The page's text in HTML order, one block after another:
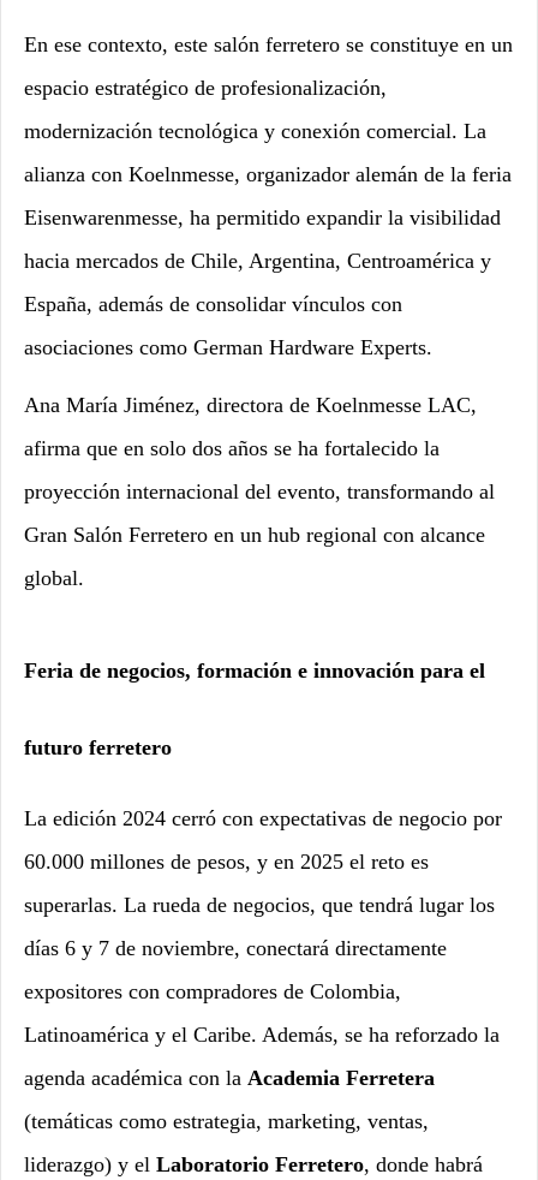
En ese contexto, este salón ferretero se constituye en un
espacio estratégico de profesionalización,
modernización tecnológica y conexión comercial. La
alianza con Koelnmesse, organizador alemán de la feria
Eisenwarenmesse, ha permitido expandir la visibilidad
hacia mercados de Chile, Argentina, Centroamérica y
España, además de consolidar vínculos con
asociaciones como German Hardware Experts.
Ana María Jiménez, directora de Koelnmesse LAC,
afirma que en solo dos años se ha fortalecido la
proyección internacional del evento, transformando al
Gran Salón Ferretero en un hub regional con alcance
global.
Feria de negocios, formación e innovación para el
futuro ferretero
La edición 2024 cerró con expectativas de negocio por
60.000 millones de pesos, y en 2025 el reto es
superarlas. La rueda de negocios, que tendrá lugar los
días 6 y 7 de noviembre, conectará directamente
expositores con compradores de Colombia,
Latinoamérica y el Caribe. Además, se ha reforzado la
agenda académica con la Academia Ferretera
(temáticas como estrategia, marketing, ventas,
liderazgo) y el Laboratorio Ferretero, donde habrá